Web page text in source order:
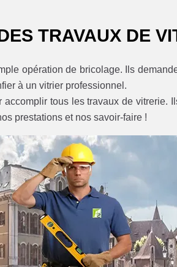
TRAVAUX DE
opération de bricolage. Ils
à un vitrier professionnel.
tous les travaux de vitrerie.
prestations et nos savoir-faire !